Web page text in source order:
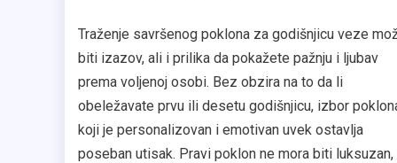
Traženje savršenog poklona za godišnjicu veze
biti izazov, ali i prilika da pokažete pažnju i ljubav
prema voljenoj osobi. Bez obzira na to da li
obeležavate prvu ili desetu godišnjicu, izbor
koji je personalizovan i emotivan uvek ostavlja
poseban utisak. Pravi poklon ne mora biti luksuzan,